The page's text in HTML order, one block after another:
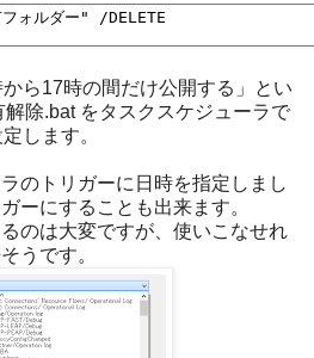
ら17時の間だけ公開する」とい
除.bat をタスクスケジューラで
します。
のトリガーに日時を指定しまし
ーにすることも出来ます。
のは大変ですが、使いこなせれ
うです。